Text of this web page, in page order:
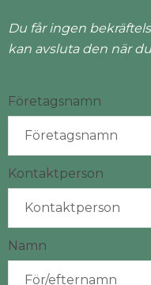
Du får ingen
kan avsluta den när
Företagsnamn
Kontaktperson
Namn